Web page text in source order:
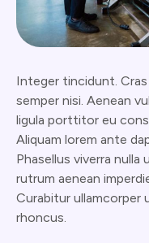
Integer tincidunt.
semper nisi. Aenean
ligula porttitor eu
Aliquam lorem ante
Phasellus viverra
rutrum aenean
Curabitur ullamcorper
rhoncus.